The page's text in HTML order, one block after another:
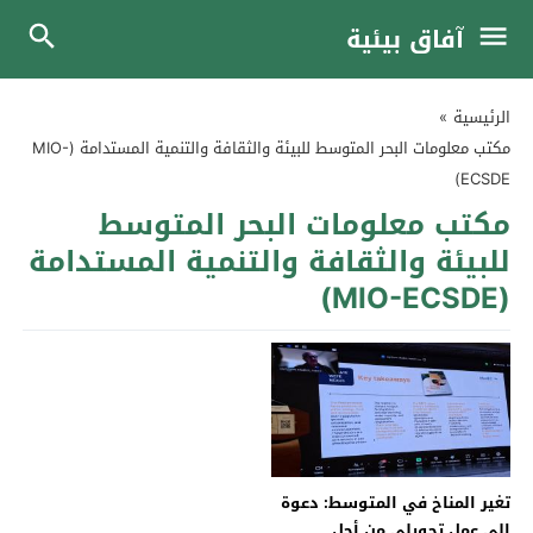
آفاق بيئية
الرئيسية »
مكتب معلومات البحر المتوسط ​​للبيئة والثقافة والتنمية المستدامة (MIO-
ECSDE)
مكتب معلومات البحر المتوسط ​​
للبيئة والثقافة والتنمية المستدامة
(MIO-ECSDE)
تغير المناخ في المتوسط: دعوة